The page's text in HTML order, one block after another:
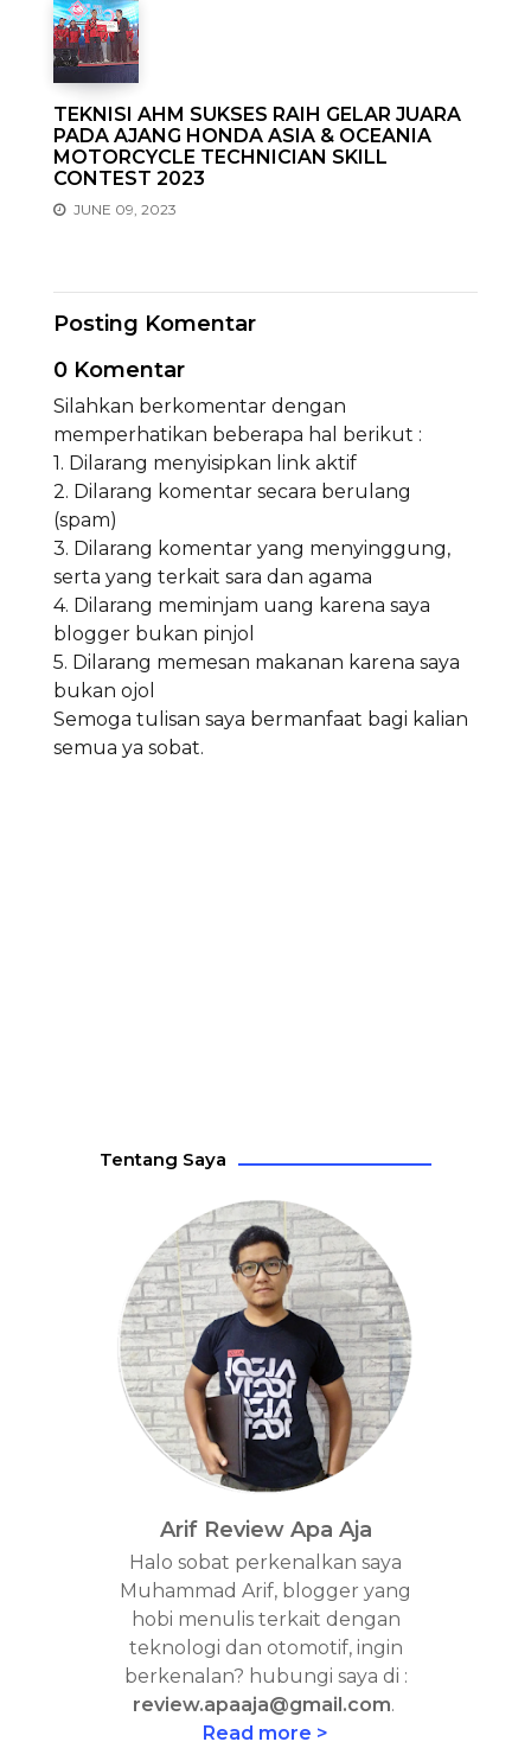
TEKNISI AHM SUKSES RAIH GELAR JUARA
PADA AJANG HONDA ASIA & OCEANIA
MOTORCYCLE TECHNICIAN SKILL
CONTEST 2023
JUNE 09, 2023
Posting Komentar
0 Komentar
Silahkan berkomentar dengan
memperhatikan beberapa hal berikut :
1. Dilarang menyisipkan link aktif
2. Dilarang komentar secara berulang
(spam)
3. Dilarang komentar yang menyinggung,
serta yang terkait sara dan agama
4. Dilarang meminjam uang karena saya
blogger bukan pinjol
5. Dilarang memesan makanan karena saya
bukan ojol
Semoga tulisan saya bermanfaat bagi kalian
semua ya sobat.
Tentang Saya
Arif Review Apa Aja
Halo sobat perkenalkan saya
Muhammad Arif, blogger yang
hobi menulis terkait dengan
teknologi dan otomotif, ingin
berkenalan? hubungi saya di :
review.apaaja@gmail.com.
Read more >